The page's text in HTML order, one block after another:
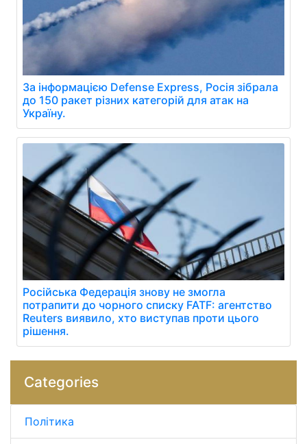
За інформацією Defense Express, Росія зібрала
до 150 ракет різних категорій для атак на
Україну.
Російська Федерація знову не змогла
потрапити до чорного списку FATF: агентство
Reuters виявило, хто виступав проти цього
рішення.
Categories
Політика